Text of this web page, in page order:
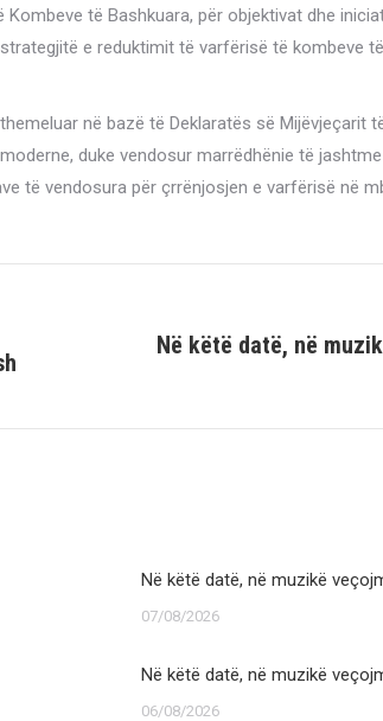
të Bashkuara, për objektivat dhe
e reduktimit të varfërisë të kombeve
në bazë të Deklaratës së Mijëvjeçarit
duke vendosur marrëdhënie të
të vendosura për çrrënjosjen e varfërisë në
Në këtë datë, në
Në këtë datë, në muzikë
07/08/2026
Në këtë datë, në muzikë
06/08/2026